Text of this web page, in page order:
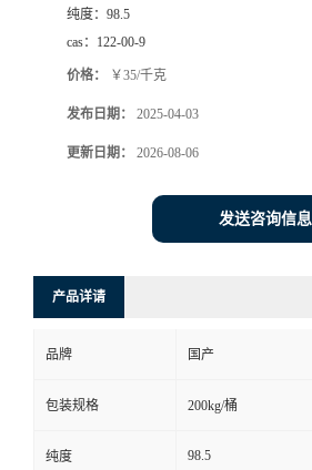
纯度： 98.5
cas： 122-00-9
价格： ￥35/千克
发布日期： 2025-04-03
更新日期： 2026-08-06
发送咨询信息
产品详请
品牌 国产
包装规格 200kg/桶
纯度 98.5